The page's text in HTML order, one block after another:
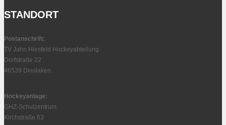
STANDORT
Postanschrift:
TV Jahn Hiesfeld Hockeyabteilung
Dorfstraße 22
46539 Dinslaken
Hockeyanlage:
GHZ-Schulzentrum
Kirchstraße 63